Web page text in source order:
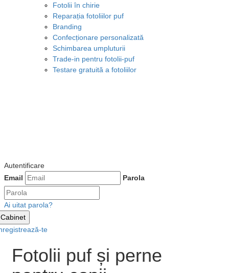
Fotolii în chirie
Reparația fotoliilor puf
Branding
Confecționare personalizată
Schimbarea umpluturii
Trade-in pentru fotolii-puf
Testare gratuită a fotoliilor
Autentificare
Email
Parola
Ai uitat parola?
Cabinet
te
Fotolii puf și perne